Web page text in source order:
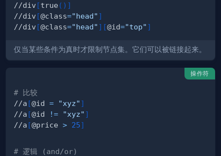
//div [true ( ) ]
//div [@class="head" ]
//div [@class="head" ] [@id="top" ]
仅当某些条件为真时才限制节点集。它们可以被链接起来。
操作符
# 比较
//a [@id = "xyz" ]
//a [@id != "xyz" ]
//a [@price > 25]
# 逻辑 (and/or)